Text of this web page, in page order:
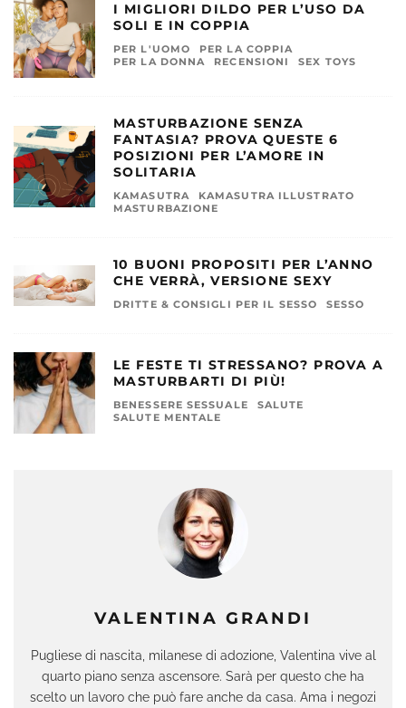
VALENTINA GRANDI
Pugliese di nascita, milanese di adozione, Valentina vive al
quarto piano senza ascensore. Sarà per questo che ha
scelto un lavoro che può fare anche da casa. Ama i negozi
I MIGLIORI DILDO PER L’USO DA
SOLI E IN COPPIA
PER L'UOMO
PER LA COPPIA
PER LA DONNA
RECENSIONI SEX TOYS
MASTURBAZIONE SENZA
FANTASIA? PROVA QUESTE 6
POSIZIONI PER L’AMORE IN
SOLITARIA
KAMASUTRA
KAMASUTRA ILLUSTRATO
MASTURBAZIONE
10 BUONI PROPOSITI PER L’ANNO
CHE VERRÀ, VERSIONE SEXY
DRITTE & CONSIGLI PER IL SESSO SESSO
LE FESTE TI STRESSANO? PROVA A
MASTURBARTI DI PIÙ!
BENESSERE SESSUALE
SALUTE
SALUTE MENTALE